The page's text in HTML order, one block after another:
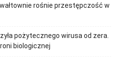
rośnie przestępczość w
pożytecznego wirusa od zera.
biologicznej